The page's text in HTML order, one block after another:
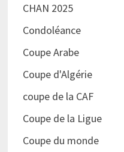
CHAN 2025
Condoléance
Coupe Arabe
Coupe d'Algérie
coupe de la CAF
Coupe de la Ligue
Coupe du monde